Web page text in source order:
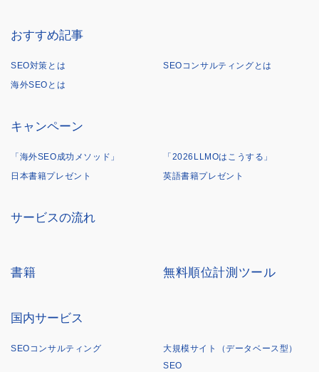
おすすめ記事
SEO対策とは
SEOコンサルティングとは
海外SEOとは
キャンペーン
「海外SEO成功メソッド」
「2026LLMOはこうする」
日本書籍プレゼント
英語書籍プレゼント
サービスの流れ
書籍 無料順位計測ツール
国内サービス
SEOコンサルティング
大規模サイト（データベース型）
SEO